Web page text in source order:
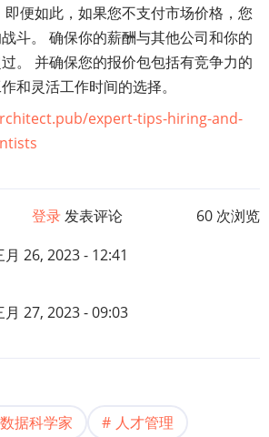
便如此，如果您不支付市场价格，您
斗。 确保你的薪酬与其他公司和你的
。 并确保您的报价包包括有竞争力的
和灵活工作时间的选择。
expert-tips-hiring-and-
登录发表评论
60 次浏览
26, 2023 - 12:41
月 27, 2023 - 09:03
数据科学家 人才管理